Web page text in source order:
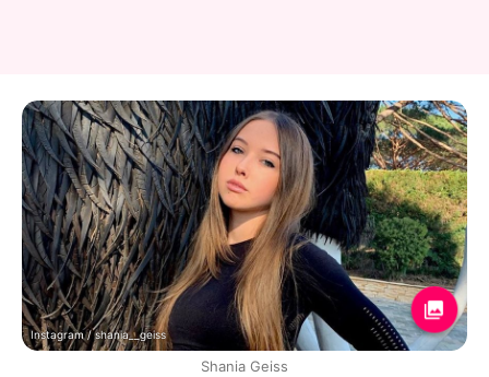
Instagram / shania__geiss
Shania Geiss